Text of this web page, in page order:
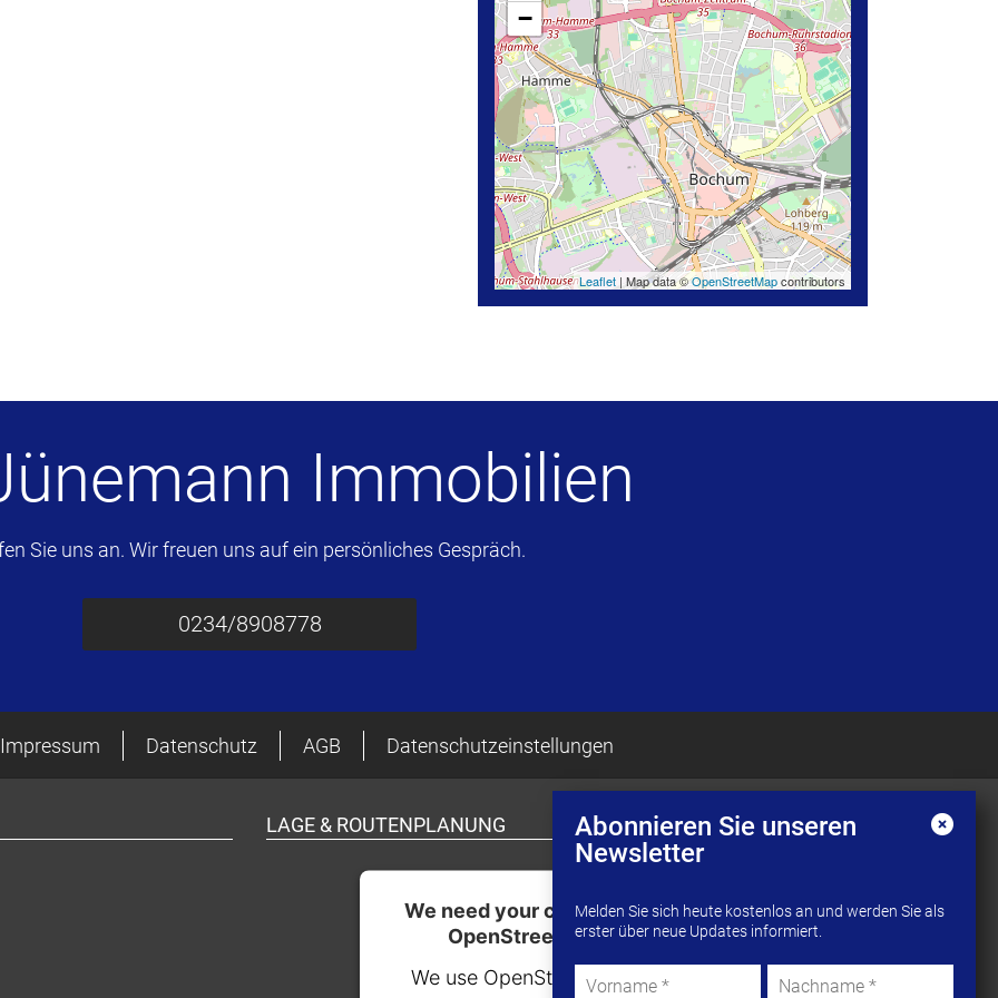
−
Leaflet | Map data ©OpenStreetMapcontributors
Immobilien
Sie uns an. Wir freuen uns auf ein persönliches Gespräch.
0234/8908778
Impressum Datenschutz AGB Datenschutzeinstellungen
LAGE & ROUTENPLANUNG
We need your consent to load the
OpenStreetMap service!
We use OpenStreetMap to embed
Abonnieren Sie unseren
Newsletter
Melden Sie sich heute kostenlos an und werden Sie als
erster über neue Updates informiert.